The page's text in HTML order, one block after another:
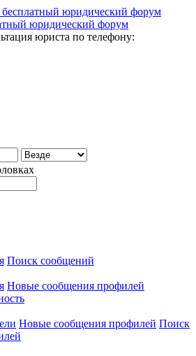
юридический форум
юриста по телефону:
Поиск сообщений
Новые сообщения профилей
Новые сообщения профилей Поиск